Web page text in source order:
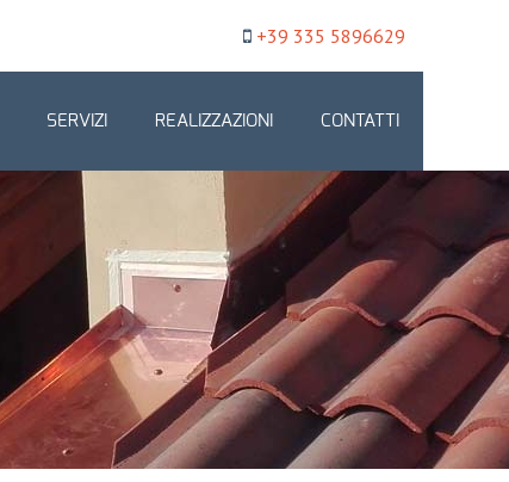
+39 335 5896629
SERVIZI REALIZZAZIONI CONTATTI